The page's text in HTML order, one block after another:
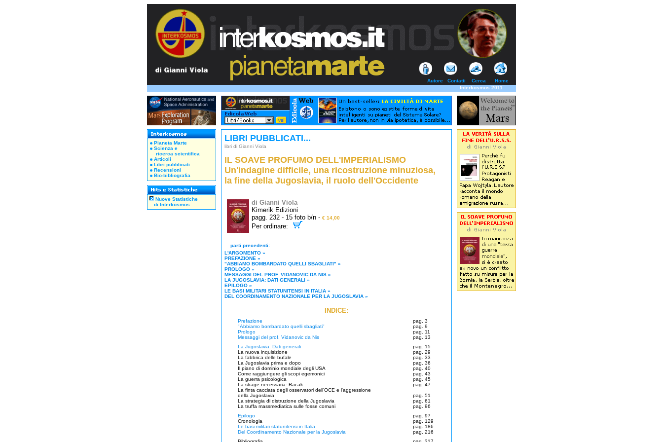
Autore Contatti Cerca
Home
Interkosmos 2011
Pianeta Marte
Scienza e
ricerca scientifica
Articoli
Libri pubblicati
Recensioni
Bio-bibliografia
Nuove Statistiche
di Interkosmos
LIBRI PUBBLICATI...
libri di Gianni Viola
IL SOAVE PROFUMO DELL'IMPERIALISMO
Un'indagine difficile, una ricostruzione minuziosa,
la fine della Jugoslavia, il ruolo dell'Occidente
di Gianni Viola
Kimerik Edizioni
pagg. 232 - 15 foto b/n - € 14,00
Per ordinare:
parti precedenti:
L'ARGOMENTO »
PREFAZIONE »
"ABBIAMO BOMBARDATO QUELLI SBAGLIATI" »
PROLOGO »
MESSAGGI DEL PROF. VIDANOVIC DA NIS »
LA JUGOSLAVIA: DATI GENERALI »
EPILOGO »
LE BASI MILITARI STATUNITENSI IN ITALIA »
DEL COORDINAMENTO NAZIONALE PER LA JUGOSLAVIA »
INDICE:
Prefazione
pag. 3
"Abbiamo bombardato quelli sbagliati"
pag. 9
Prologo
pag. 11
Messaggi del prof. Vidanovic da Nis
pag. 13
La Jugoslavia. Dati generali
pag. 15
La nuova inquisizione
pag. 29
La fabbrica delle bufale
pag. 33
La Jugoslavia prima e dopo
pag. 36
Il piano di dominio mondiale degli USA
pag. 40
Come raggiungere gli scopi egemonici
pag. 43
La guerra psicologica
pag. 45
La strage necessaria: Racak
pag. 47
La finta cacciata degli osservatori dell'OCE e l'aggressione
della Jugoslavia
pag. 51
La strategia di distruzione della Jugoslavia
pag. 61
La truffa massmediatica sulle fosse comuni
pag. 96
Epilogo
pag. 97
Cronologia
pag. 129
Le basi militari statunitensi in Italia
pag. 186
Del Coordinamento Nazionale per la Jugoslavia
pag. 216